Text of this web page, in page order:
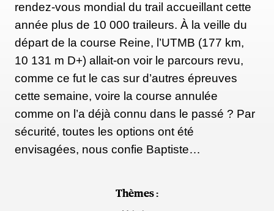
rendez-vous mondial du trail accueillant cette
année plus de 10 000 traileurs. À la veille du
départ de la course Reine, l’UTMB (177 km,
10 131 m D+) allait-on voir le parcours revu,
comme ce fut le cas sur d’autres épreuves
cette semaine, voire la course annulée
comme on l’a déjà connu dans le passé ? Par
sécurité, toutes les options ont été
envisagées, nous confie Baptiste…
Thèmes :